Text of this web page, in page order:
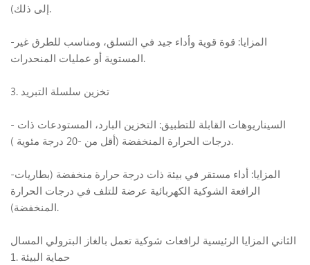
إلى ذلك).
-المزايا: قوة قوية وأداء جيد في التسلق، ومناسب للطرق غير
المستوية أو عمليات المنحدرات.
3. تخزين سلسلة التبريد
- السيناريوهات القابلة للتطبيق: التخزين البارد، المستودعات ذات
درجات الحرارة المنخفضة (أقل من -20
درجة مئوية ).
-المزايا: أداء مستقر في بيئة ذات درجة حرارة منخفضة (بطاريات
الرافعة الشوكية الكهربائية عرضة للتلف في درجات الحرارة
المنخفضة).
الثاني المزايا الرئيسية لرافعات شوكية تعمل بالغاز البترولي المسال
1. حماية البيئة